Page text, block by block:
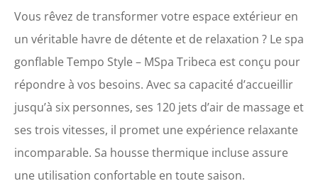
Vous rêvez de transformer votre espace extérieur en
un véritable havre de détente et de relaxation ? Le spa
gonflable Tempo Style – MSpa Tribeca est conçu pour
répondre à vos besoins. Avec sa capacité d’accueillir
jusqu’à six personnes, ses 120 jets d’air de massage et
ses trois vitesses, il promet une expérience relaxante
incomparable. Sa housse thermique incluse assure
une utilisation confortable en toute saison.